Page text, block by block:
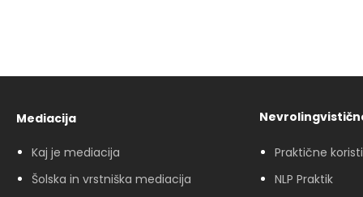
Mediacija
Kaj je mediacija
Šolska in vrstniška mediacija
Praktične koristi
NLP Praktik